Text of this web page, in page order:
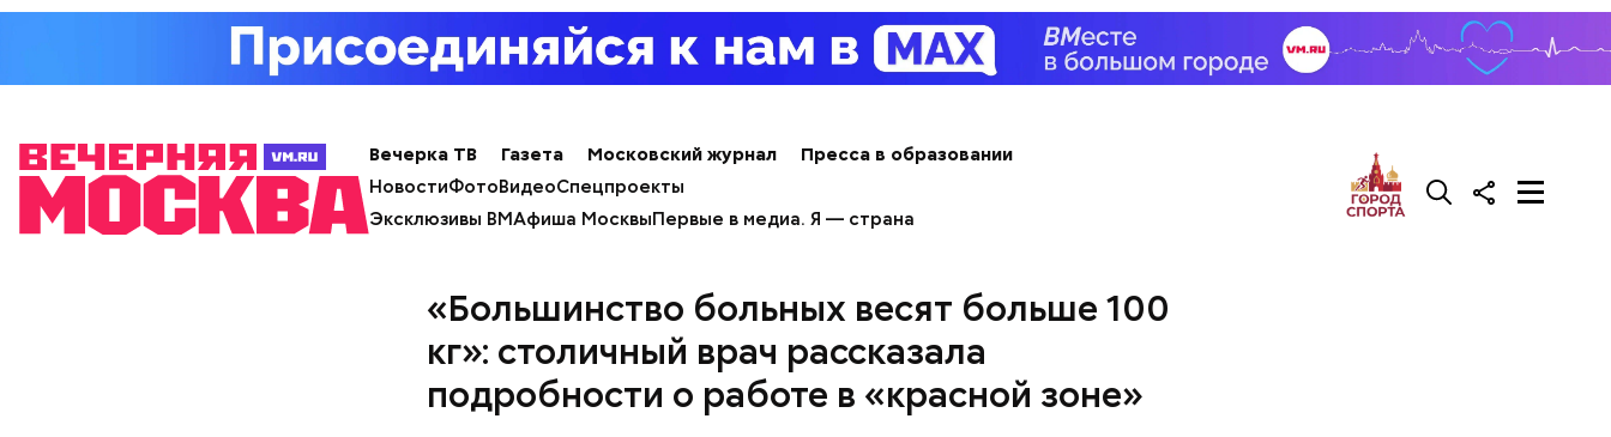
Вечерка ТВ Газета Московский журнал
Пресса в образовании
НовостиФотоВидеоСпецпроекты
Эксклюзивы ВМАфиша МосквыПервые в медиа. Я — страна
«Большинство больных весят больше 100
кг»: столичный врач рассказала
подробности о работе в «красной зоне»